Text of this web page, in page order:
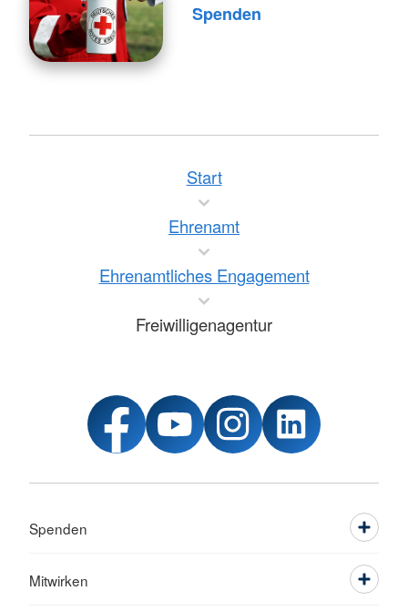
Spenden
Start
Ehrenamt
Ehrenamtliches Engagement
Freiwilligenagentur
Spenden
Mitwirken